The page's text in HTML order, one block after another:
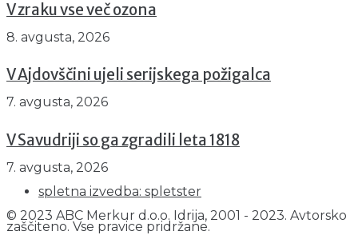
V zraku vse več ozona
8. avgusta, 2026
V Ajdovščini ujeli serijskega požigalca
7. avgusta, 2026
V Savudriji so ga zgradili leta 1818
7. avgusta, 2026
spletna izvedba: spletster
© 2023 ABC Merkur d.o.o. Idrija, 2001 - 2023. Avtorsko
zaščiteno. Vse pravice pridržane.